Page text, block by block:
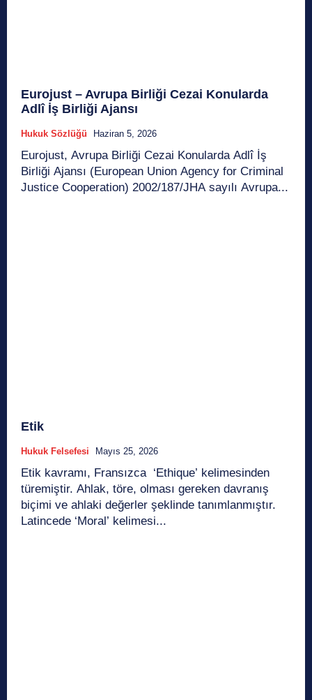
Eurojust – Avrupa Birliği Cezai Konularda
Adlî İş Birliği Ajansı
Hukuk Sözlüğü Haziran 5, 2026
Eurojust, Avrupa Birliği Cezai Konularda Adlî İş
Birliği Ajansı (European Union Agency for Criminal
Justice Cooperation) 2002/187/JHA sayılı Avrupa...
Etik
Hukuk Felsefesi Mayıs 25, 2026
Etik kavramı, Fransızca ‘Ethique’ kelimesinden
türemiştir. Ahlak, töre, olması gereken davranış
biçimi ve ahlaki değerler şeklinde tanımlanmıştır.
Latincede ‘Moral’ kelimesi...